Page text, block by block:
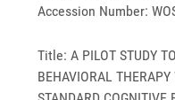
Accession Number:
Title: A PILOT STUDY
BEHAVIORAL